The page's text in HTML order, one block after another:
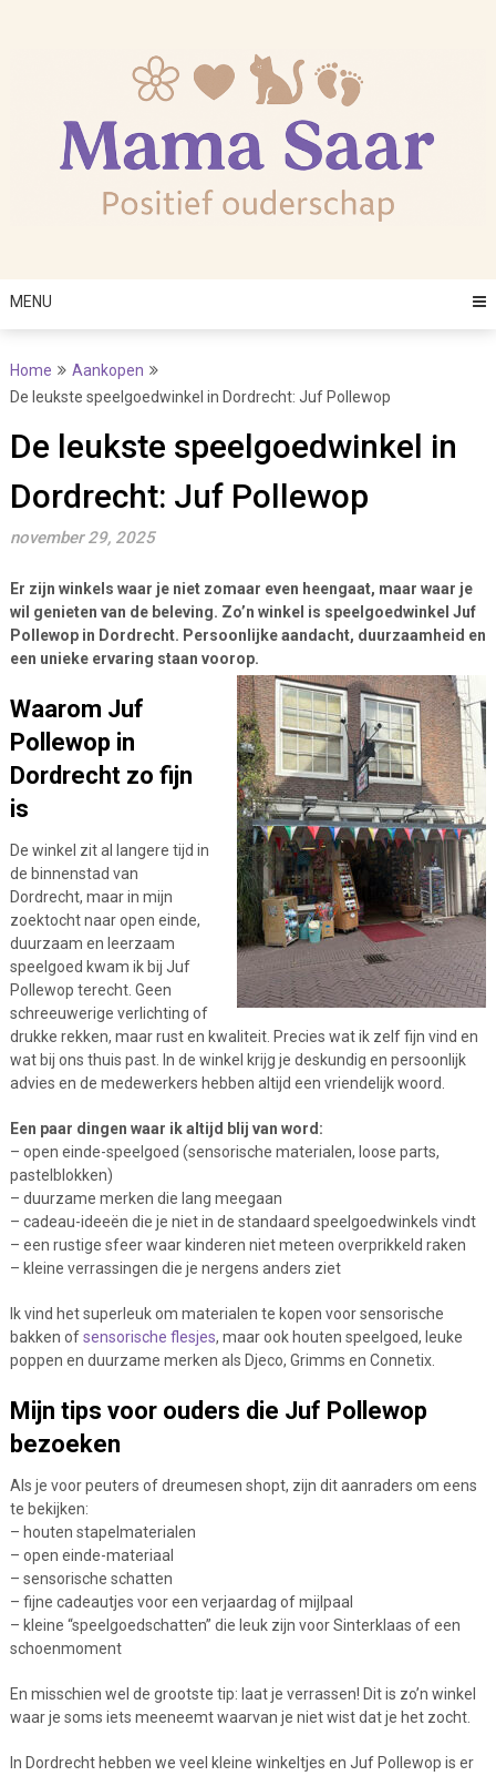
MENU
Home
Aankopen
De leukste speelgoedwinkel in Dordrecht: Juf Pollewop
De leukste speelgoedwinkel in
Dordrecht: Juf Pollewop
november 29, 2025
Er zijn winkels waar je niet zomaar even heengaat, maar waar je
wil genieten van de beleving. Zo’n winkel is speelgoedwinkel Juf
Pollewop in Dordrecht. Persoonlijke aandacht, duurzaamheid en
een unieke ervaring staan voorop.
Waarom Juf
Pollewop in
Dordrecht zo fijn
is
De winkel zit al langere tijd in
de binnenstad van
Dordrecht, maar in mijn
zoektocht naar open einde,
duurzaam en leerzaam
speelgoed kwam ik bij Juf
Pollewop terecht. Geen
schreeuwerige verlichting of
drukke rekken, maar rust en kwaliteit. Precies wat ik zelf fijn vind en
wat bij ons thuis past. In de winkel krijg je deskundig en persoonlijk
advies en de medewerkers hebben altijd een vriendelijk woord.
Een paar dingen waar ik altijd blij van word:
– open einde-speelgoed (sensorische materialen, loose parts,
pastelblokken)
– duurzame merken die lang meegaan
– cadeau-ideeën die je niet in de standaard speelgoedwinkels vindt
– een rustige sfeer waar kinderen niet meteen overprikkeld raken
– kleine verrassingen die je nergens anders ziet
Ik vind het superleuk om materialen te kopen voor sensorische
bakken ofsensorische flesjes, maar ook houten speelgoed, leuke
poppen en duurzame merken als Djeco, Grimms en Connetix.
Mijn tips voor ouders die Juf Pollewop
bezoeken
Als je voor peuters of dreumesen shopt, zijn dit aanraders om eens
te bekijken:
– houten stapelmaterialen
– open einde-materiaal
– sensorische schatten
– fijne cadeautjes voor een verjaardag of mijlpaal
– kleine “speelgoedschatten” die leuk zijn voor Sinterklaas of een
schoenmoment
En misschien wel de grootste tip: laat je verrassen! Dit is zo’n winkel
waar je soms iets meeneemt waarvan je niet wist dat je het zocht.
In Dordrecht hebben we veel kleine winkeltjes en Juf Pollewop is er